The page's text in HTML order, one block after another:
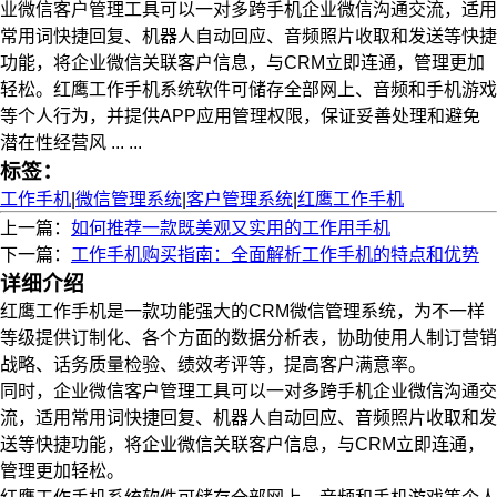
业微信客户管理工具可以一对多跨手机企业微信沟通交流，适用
常用词快捷回复、机器人自动回应、音频照片收取和发送等快捷
功能，将企业微信关联客户信息，与CRM立即连通，管理更加
轻松。红鹰工作手机系统软件可储存全部网上、音频和手机游戏
等个人行为，并提供APP应用管理权限，保证妥善处理和避免
潜在性经营风 ... ...
标签：
工作手机 微信管理系统 客户管理系统 红鹰工作手机
上一篇： 如何推荐一款既美观又实用的工作用手机
下一篇： 工作手机购买指南：全面解析工作手机的特点和优势
详细介绍
红鹰工作手机是一款功能强大的CRM微信管理系统，为不一样
等级提供订制化、各个方面的数据分析表，协助使用人制订营销
战略、话务质量检验、绩效考评等，提高客户满意率。
同时，企业微信客户管理工具可以一对多跨手机企业微信沟通交
流，适用常用词快捷回复、机器人自动回应、音频照片收取和发
送等快捷功能，将企业微信关联客户信息，与CRM立即连通，
管理更加轻松。